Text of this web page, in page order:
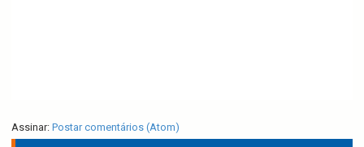
Assinar: Postar comentários (Atom)